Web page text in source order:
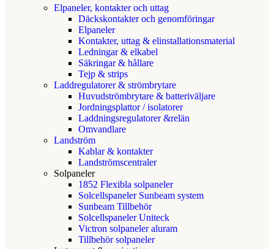
Elpaneler, kontakter och uttag
Däckskontakter och genomföringar
Elpaneler
Kontakter, uttag & elinstallationsmaterial
Ledningar & elkabel
Säkringar & hållare
Tejp & strips
Laddregulatorer & strömbrytare
Huvudströmbrytare & batteriväljare
Jordningsplattor / isolatorer
Laddningsregulatorer &relän
Omvandlare
Landström
Kablar & kontakter
Landströmscentraler
Solpaneler
1852 Flexibla solpaneler
Solcellspaneler Sunbeam system
Sunbeam Tillbehör
Solcellspaneler Uniteck
Victron solpaneler aluram
Tillbehör solpaneler